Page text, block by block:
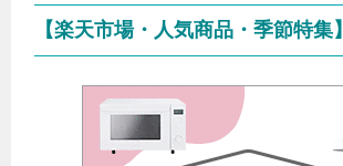
【楽天市場・人気商品・季節特集】